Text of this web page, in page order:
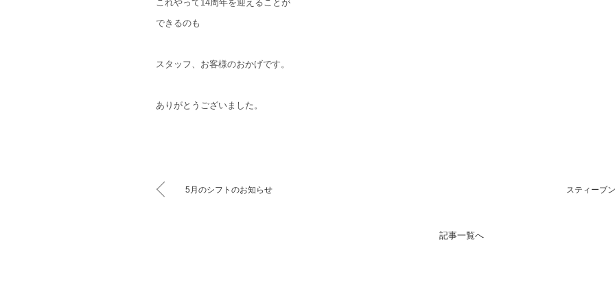
これやって14周年を迎えることが
できるのも
スタッフ、お客様のおかげです。
ありがとうございました。
5月のシフトのお知らせ スティーブ
記事一覧へ